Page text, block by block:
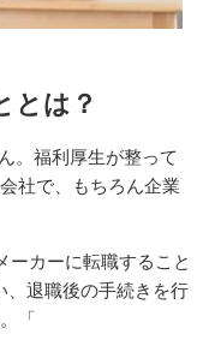
とは？
。福利厚生が整って
社で、もちろん企業
ーカーに転職すること
、退職後の手続きを行
「